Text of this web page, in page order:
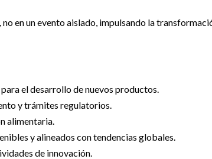
en un evento aislado, impulsando la
el desarrollo de nuevos productos.
y trámites regulatorios.
alimentaria.
y alineados con tendencias globales.
de innovación.